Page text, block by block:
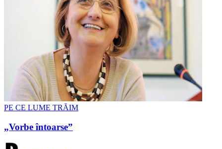
PE CE LUME TRĂIM
„Vorbe întoarse”